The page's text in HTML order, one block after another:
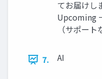
てお届けし
Upcoming
（サポー
7. AI